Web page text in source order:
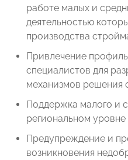
работе малых и
деятельностью
производства
Привлечение
специалистов для
механизмов решения
Поддержка малого и
региональном уровне
Предупреждение и
возникновения